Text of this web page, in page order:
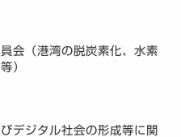
会（港湾の脱炭素化、水素
）
デジタル社会の形成等に関